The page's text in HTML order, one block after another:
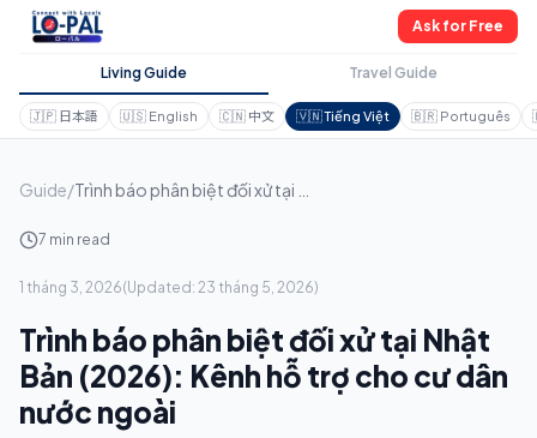
Ask for Free
Living Guide Travel Guide
🇯🇵 日本語 🇺🇸 English 🇨🇳 中文 🇻🇳Tiếng Việt 🇧🇷 Português
Guide/
7 min read
1 tháng 3, 2026(Updated: 23 tháng 5, 2026)
Trình báo phân biệt đối xử tại Nhật
Bản (2026): Kênh hỗ trợ cho cư dân
nước ngoài